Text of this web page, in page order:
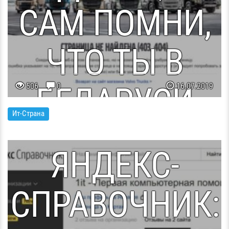
САМ ПОМНИ,
ЧТО ТЫ В
БЕЛАРУСИ
506 0 16.07.2019
Ит-СтранаСТРАННЫЙ
ЯНДЕКС-
СПРАВОЧНИК: